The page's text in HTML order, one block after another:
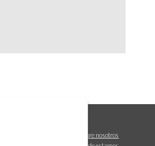
Sobre nosotros